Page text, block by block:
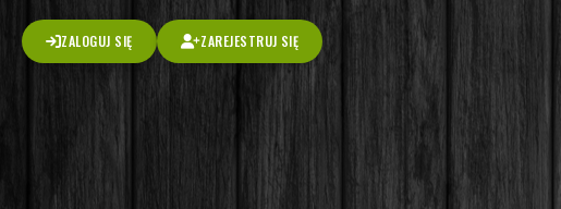
ZALOGUJ SIĘ ZAREJESTRUJ SIĘ